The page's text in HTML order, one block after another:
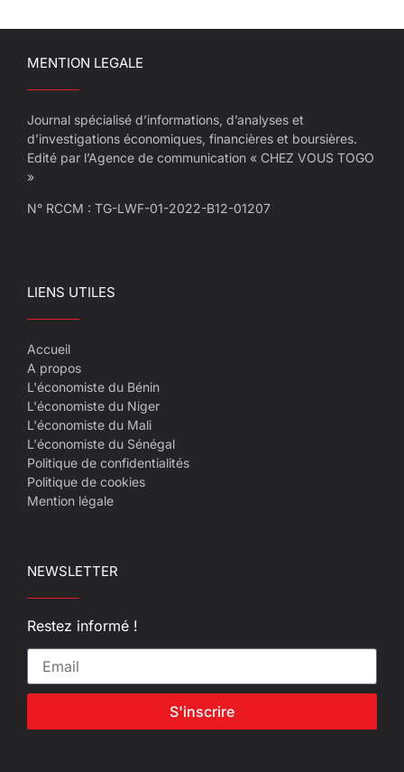
MENTION LEGALE
Journal spécialisé d’informations, d’analyses et
d’investigations économiques, financières et boursières.
Edité par l’Agence de communication « CHEZ VOUS TOGO
»
N° RCCM : TG-LWF-01-2022-B12-01207
LIENS UTILES
Accueil
A propos
L'économiste du Bénin
L'économiste du Niger
L'économiste du Mali
L'économiste du Sénégal
Politique de confidentialités
Politique de cookies
Mention légale
NEWSLETTER
Restez informé !
S'inscrire